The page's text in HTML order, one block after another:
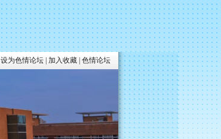
设为色情论坛 | 加入收藏 | 色情论坛